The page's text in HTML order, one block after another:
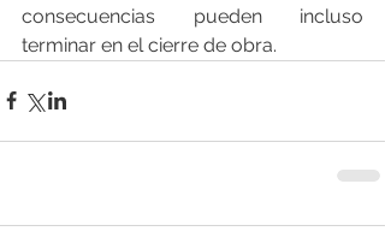
consecuencias pueden incluso
terminar en el cierre de obra.